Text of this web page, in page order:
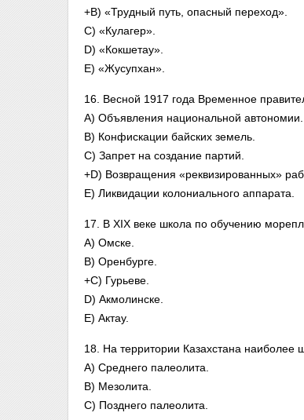
+B) «Трудный путь, опасный переход».
C) «Кулагер».
D) «Кокшетау».
E) «Жусупхан».
16. Весной 1917 года Временное
A) Объявления национальной автономии.
B) Конфискации байских земель.
C) Запрет на создание партий.
+D) Возвращения «реквизированных»
E) Ликвидации колониального аппарата.
17. В XIX веке школа по обучению
A) Омске.
B) Оренбурге.
+C) Гурьеве.
D) Акмолинске.
E) Актау.
18. На территории Казахстана наиболее
A) Среднего палеолита.
B) Мезолита.
C) Позднего палеолита.